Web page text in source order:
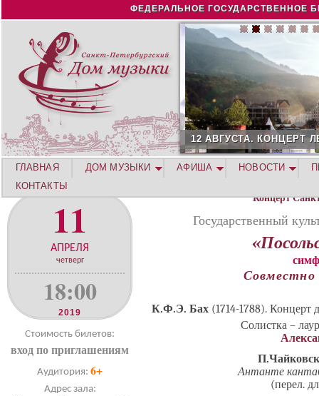
Jump to navigation
ФЕДЕРАЛЬНОЕ ГОСУДАРСТВЕННОЕ
12 АВГУСТА. КОНЦЕРТ
11
АПРЕЛЯ
четверг
18:00
2019
Стоимость билетов:
вход по приглашениям
Аудитория: 6+
Адрес зала:
Концерт
Государственный
Совместно
К.Ф.Э. Бах (1714-1788).
Солистка –
Антанте
(перел.
ГЛАВНАЯ ДОМ МУЗЫКИ АФИША НОВОСТИ
КОНТАКТЫ